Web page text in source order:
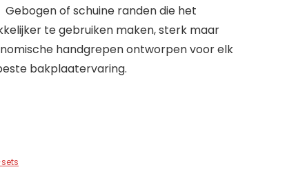
Gebogen of schuine randen die het
te gebruiken maken, sterk maar
handgrepen ontworpen voor elk
bakplaatervaring.